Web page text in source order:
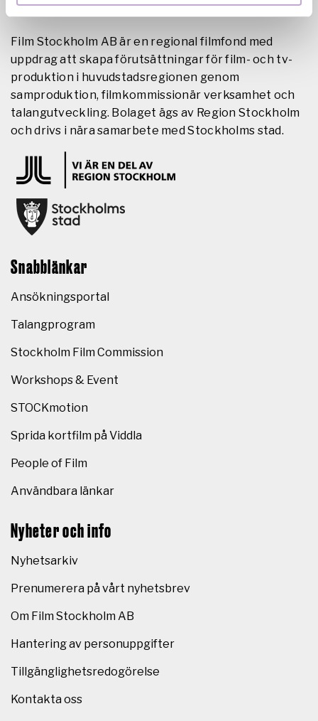
Film Stockholm AB är en regional filmfond med
uppdrag att skapa förutsättningar för film- och tv-
produktion i huvudstadsregionen genom
samproduktion, filmkommissionär verksamhet och
talangutveckling. Bolaget ägs av Region Stockholm
och drivs i nära samarbete med Stockholms stad.
Snabblänkar
Ansökningsportal
Talangprogram
Stockholm Film Commission
Workshops & Event
STOCKmotion
Sprida kortfilm på Viddla
People of Film
Användbara länkar
Nyheter och info
Nyhetsarkiv
Prenumerera på vårt nyhetsbrev
Om Film Stockholm AB
Hantering av personuppgifter
Tillgänglighetsredogörelse
Kontakta oss